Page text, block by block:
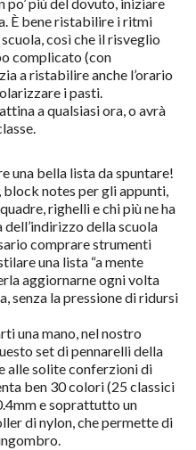
È bene ristabilire i ritmi
così che il risveglio
complicato (con
a ristabilire anche l’orario
i pasti.
a qualsiasi ora, o avrà
una bella lista da spuntare!
block notes per gli appunti,
righelli e chi più ne ha
dell’indirizzo della scuola
comprare strumenti
una lista “a mente
aggiornarne ogni volta
senza la pressione di ridursi
una mano, nel nostro
set di pennarelli della
alle solite conferzioni di
ben 30 colori (25 classici
e soprattutto un
di nylon, che permette di